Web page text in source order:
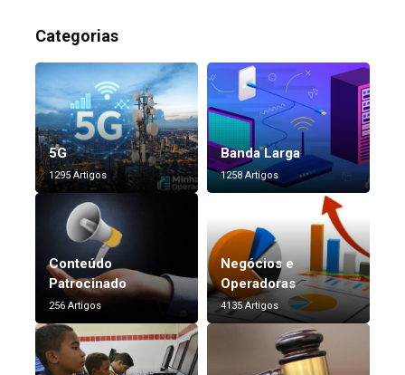
Categorias
5G
1295 Artigos
Banda Larga
1258 Artigos
Conteúdo
Patrocinado
256 Artigos
Negócios e
Operadoras
4135 Artigos